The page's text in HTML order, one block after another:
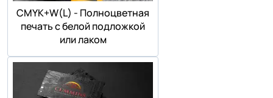
СMYK+W(L) - Полноцветная
печать с белой подложкой
или лаком